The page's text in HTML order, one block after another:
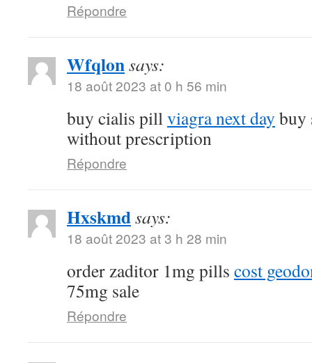
Répondre
Wfqlonsays:
18 août 2023 at 0 h 56 min
buy cialis pillviagra next day buy
without prescription
Répondre
Hxskmdsays:
18 août 2023 at 3 h 28 min
order zaditor 1mg pills cost
75mg sale
Répondre